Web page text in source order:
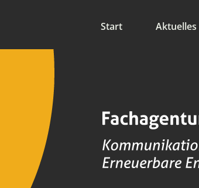
Start Aktuelles